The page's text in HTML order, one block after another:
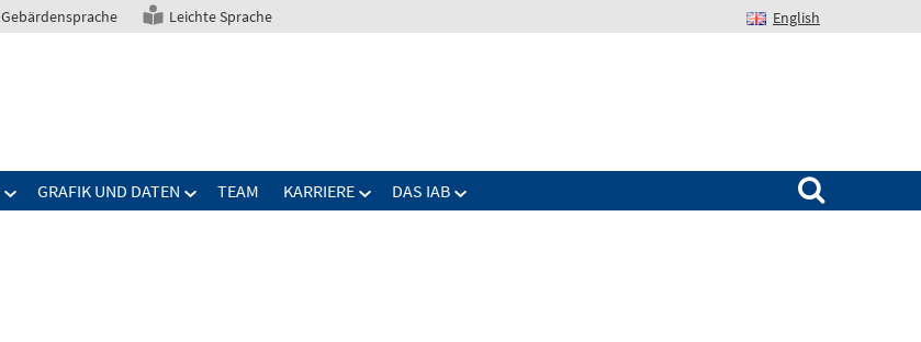
Gebärdensprache Leichte Sprache English
GRAFIK UND DATEN TEAM KARRIERE DAS IAB
Suchen nach: